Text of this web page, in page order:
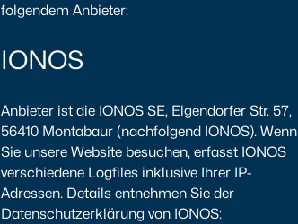
folgendem Anbieter:
IONOS
Anbieter ist die IONOS SE, Elgendorfer Str. 57,
56410 Montabaur (nachfolgend IONOS). Wenn
Sie unsere Website besuchen, erfasst IONOS
verschiedene Logfiles inklusive Ihrer IP-
Adressen. Details entnehmen Sie der
Datenschutzerklärung von IONOS: